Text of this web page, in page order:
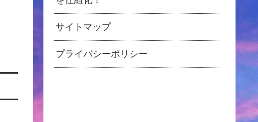
サイトマップ
プライバシーポリシー